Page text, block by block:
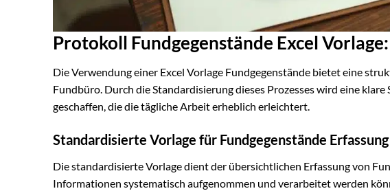
Protokoll Fundgegenstände Excel
Die Verwendung einer Excel Vorlage Fundgegenstände bietet eine
Fundbüro. Durch die Standardisierung dieses Prozesses wird eine
geschaffen, die die tägliche Arbeit erheblich erleichtert.
Standardisierte Vorlage für Fundgegenstände Erfassung
Die standardisierte Vorlage dient der übersichtlichen Erfassung von
Informationen systematisch aufgenommen und verarbeitet werden